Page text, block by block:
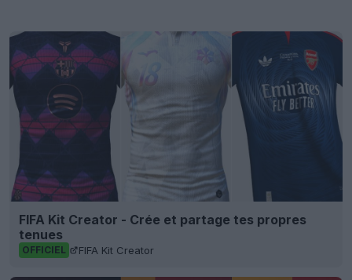
FIFA Kit Creator - Crée et partage tes propres
tenues
OFFICIEL FIFA Kit Creator